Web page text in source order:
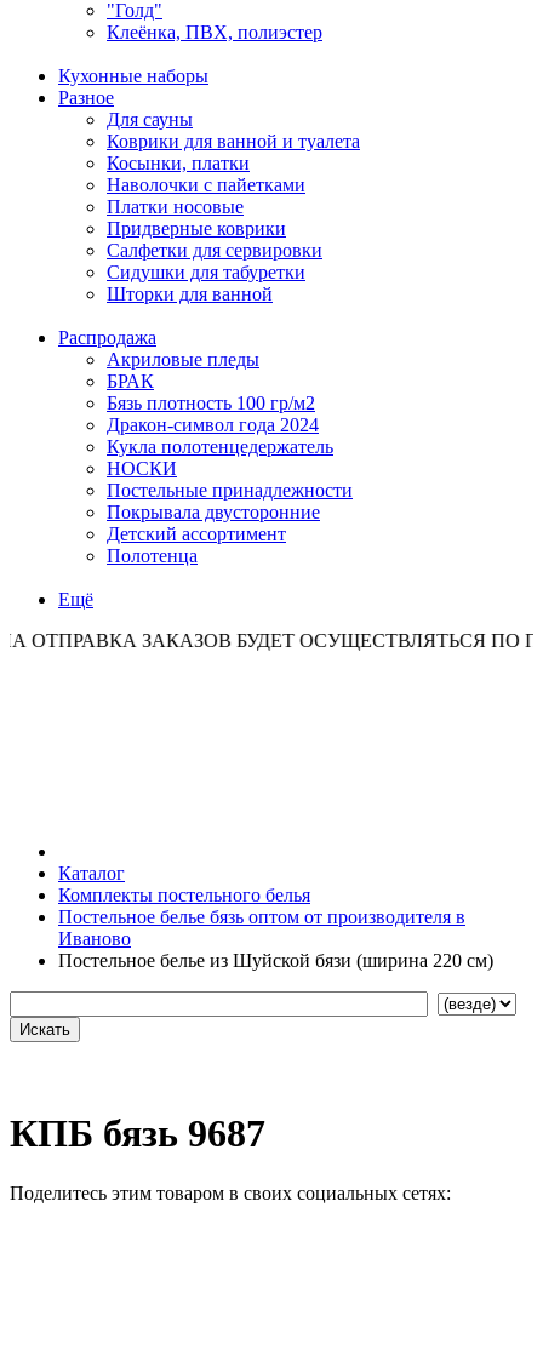
"Голд"
Клеёнка, ПВХ, полиэстер
Кухонные наборы
Разное
Для сауны
Коврики для ванной и туалета
Косынки, платки
Наволочки с пайетками
Платки носовые
Придверные коврики
Салфетки для сервировки
Сидушки для табуретки
Шторки для ванной
Распродажа
Акриловые пледы
БРАК
Бязь плотность 100 гр/м2
Дракон-символ года 2024
Кукла полотенцедержатель
НОСКИ
Постельные принадлежности
Покрывала двусторонние
Детский ассортимент
Полотенца
Ещё
ЗАКАЗОВ БУДЕТ ОСУЩЕСТВЛЯТЬСЯ ПО
Каталог
Комплекты постельного белья
Постельное белье бязь оптом от производителя в
Иваново
Постельное белье из Шуйской бязи (ширина 220 см)
КПБ бязь 9687
Поделитесь этим товаром в своих социальных сетях: